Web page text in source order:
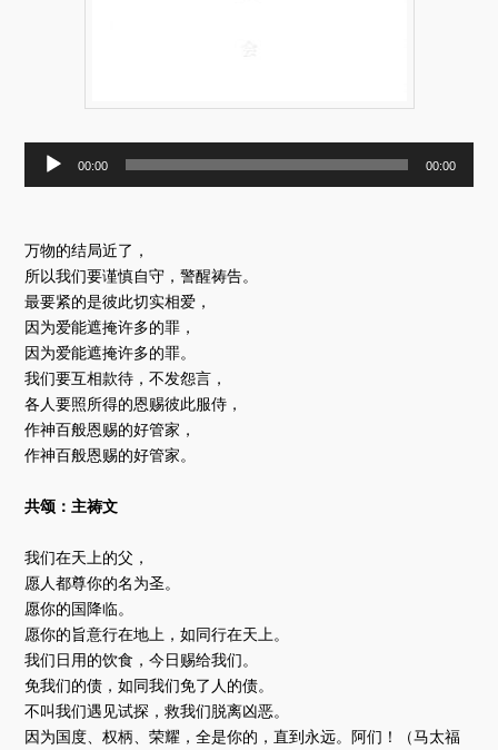
器
00:00 00:00
万物的结局近了，
所以我们要谨慎自守，警醒祷告。
最要紧的是彼此切实相爱，
因为爱能遮掩许多的罪，
因为爱能遮掩许多的罪。
我们要互相款待，不发怨言，
各人要照所得的恩赐彼此服侍，
作神百般恩赐的好管家，
作神百般恩赐的好管家。
共颂：主祷文
我们在天上的父，
愿人都尊你的名为圣。
愿你的国降临。
愿你的旨意行在地上，如同行在天上。
我们日用的饮食，今日赐给我们。
免我们的债，如同我们免了人的债。
不叫我们遇见试探，救我们脱离凶恶。
因为国度、权柄、荣耀，全是你的，直到永远。阿们！（马太福